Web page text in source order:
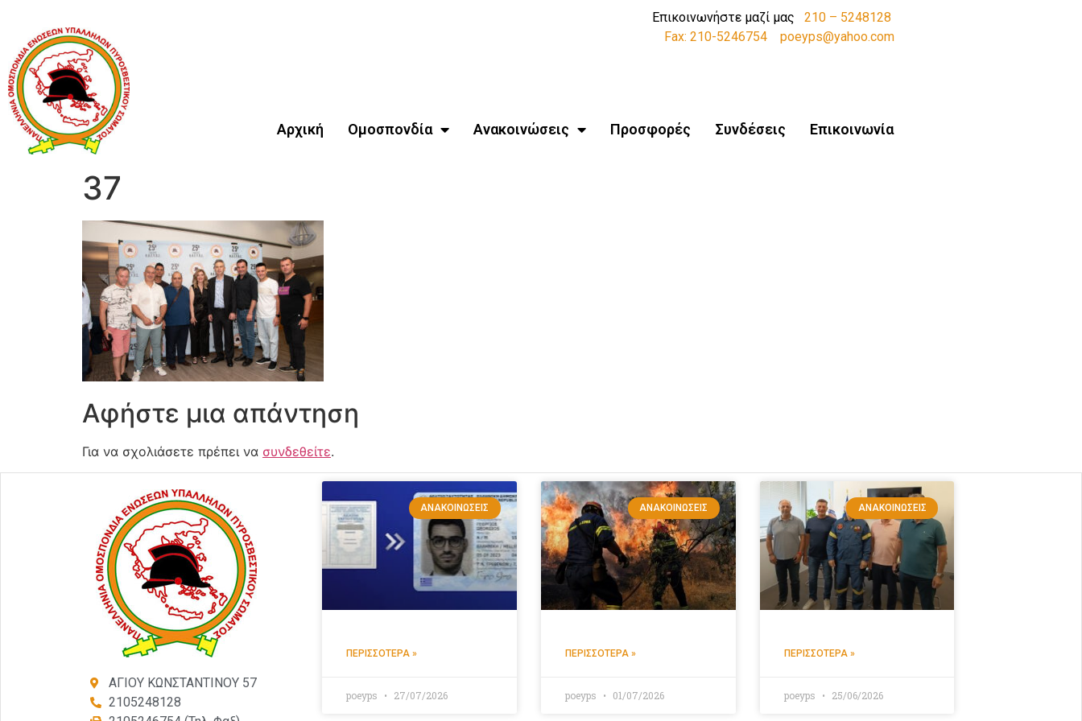
Επικοινωνήστε μαζί μας 210 – 5248128
Fax: 210-5246754
poeyps@yahoo.com
Αρχική Ομοσπονδία Ανακοινώσεις Προσφορές Συνδέσεις Επικοινωνία
37
Αφήστε μια απάντηση
Για να σχολιάσετε πρέπει να συνδεθείτε.
ΑΓΙΟΥ ΚΩΝΣΤΑΝΤΙΝΟΥ 57
2105248128
ΑΝΑΚΟΙΝΏΣΕΙΣ
ΠΕΡΙΣΣΌΤΕΡΑ »
poeyps 27/07/2026
ΑΝΑΚΟΙΝΏΣΕΙΣ
ΠΕΡΙΣΣΌΤΕΡΑ »
poeyps 01/07/2026
ΑΝΑΚΟΙΝΏΣΕΙΣ
ΠΕΡΙΣΣΌΤΕΡΑ »
poeyps 25/06/2026